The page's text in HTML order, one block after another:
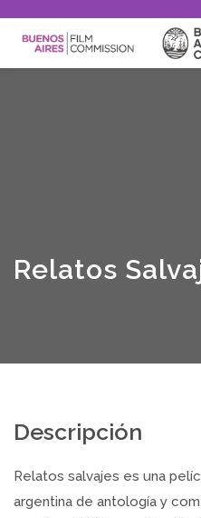
Relatos
Descripción
Relatos salvajes es una
argentina de antología y